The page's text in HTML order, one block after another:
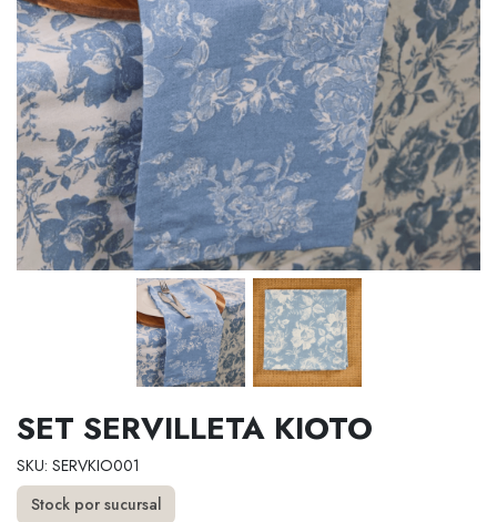
SET SERVILLETA KIOTO
SKU: SERVKIO001
Stock por sucursal